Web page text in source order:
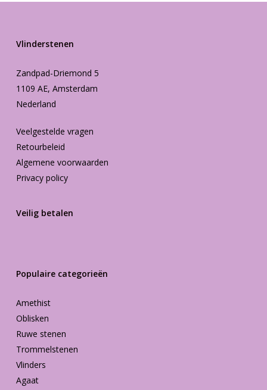
Vlinderstenen
Zandpad-Driemond 5
1109 AE, Amsterdam
Nederland
Veelgestelde vragen
Retourbeleid
Algemene voorwaarden
Privacy policy
Veilig betalen
Populaire categorieën
Amethist
Oblisken
Ruwe stenen
Trommelstenen
Vlinders
Agaat